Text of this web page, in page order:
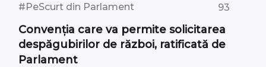
#PeScurt din Parlament 93
Convenția care va permite solicitarea
despăgubirilor de război, ratificată de
Parlament